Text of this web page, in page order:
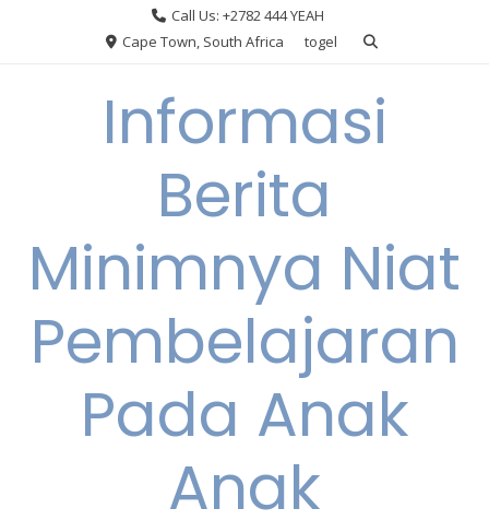
Call Us: +2782 444 YEAH
Cape Town, South Africa
togel
Informasi
Berita
Minimnya Niat
Pembelajaran
Pada Anak
Anak